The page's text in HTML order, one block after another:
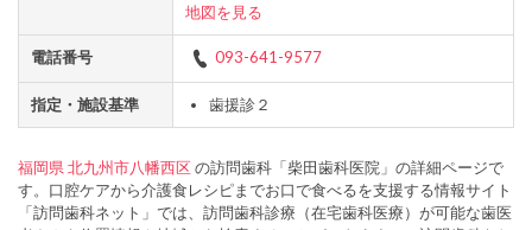
地図を見る
電話番号 093-641-9577
指定・施設基準 歯援診２
福岡県 北九州市八幡西区の訪問歯科「柴田歯科医院」の詳細ページで
す。口腔ケアから介護食レシピまでお口で食べるを支援する情報サイト
「訪問歯科ネット」では、訪問歯科診療（在宅歯科医療）が可能な歯医